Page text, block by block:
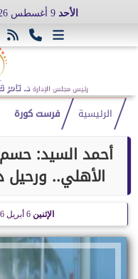
الأحد 9 أغسطس 2026
رئيس مجلس الإدارة د. تامر
الرئيسية فرست كورة
أحمد السيد:
الأهلي.. ورحيل
الإثنين 6 أبريل 2026